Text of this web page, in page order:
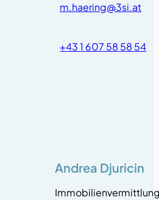
m.haering@3si.at
+43 1 607 58 58 54
Andrea Djuricin